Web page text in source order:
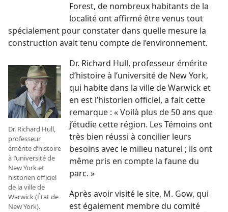
Forest, de nombreux habitants de la
localité ont affirmé être venus tout
spécialement pour constater dans quelle mesure la
construction avait tenu compte de l’environnement.
Dr. Richard Hull,
professeur
émérite d’histoire
à l’université de
New York et
historien officiel
de la ville de
Warwick (État de
New York).
Dr. Richard Hull, professeur émérite
d’histoire à l’université de New York,
qui habite dans la ville de Warwick et
en est l’historien officiel, a fait cette
remarque : « Voilà plus de 50 ans que
j’étudie cette région. Les Témoins ont
très bien réussi à concilier leurs
besoins avec le milieu naturel ; ils ont
même pris en compte la faune du
parc. »
Après avoir visité le site, M. Gow, qui
est également membre du comité